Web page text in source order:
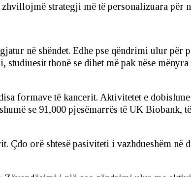
strategji më të personalizuara për
në shëndet. Edhe pse qëndrimi ulur për
thonë se dihet më pak nëse
formave të kancerit. Aktivitetet e
se 91,000 pjesëmarrës të UK Biobank,
orë shtesë pasiviteti i vazhdueshëm në